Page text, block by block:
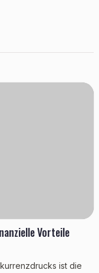
Vorteile
ist die